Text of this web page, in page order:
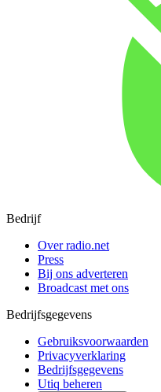
Bedrijf
Over radio.net
Press
Bij ons adverteren
Broadcast met ons
Bedrijfsgegevens
Gebruiksvoorwaarden
Privacyverklaring
Bedrijfsgegevens
Utiq beheren